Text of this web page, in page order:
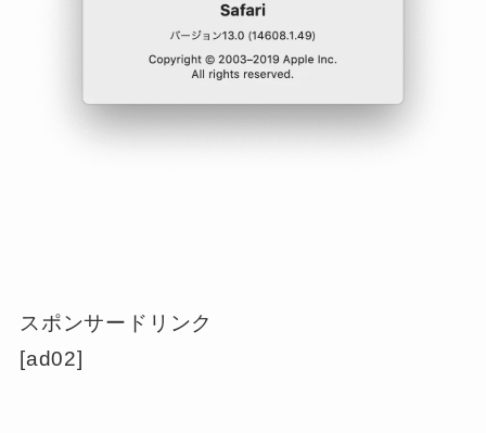
スポンサードリンク
[ad02]